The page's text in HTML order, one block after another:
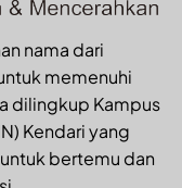
nama dari
memenuhi
dilingkup Kampus
Kendari yang
bertemu dan